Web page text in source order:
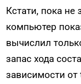
Кстати, пока не
компьютер
вычислил
запас хода
зависимости от